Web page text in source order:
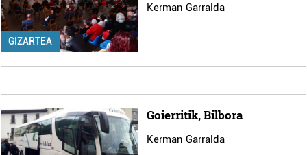
GIZARTEA
Kerman Garralda
Goierritik, Bilbora
Kerman Garralda